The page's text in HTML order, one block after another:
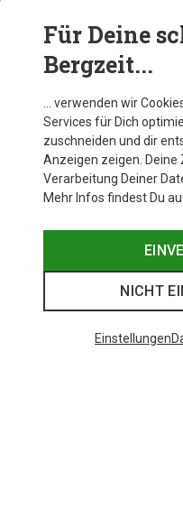
Du sparst 31%
Für Deine
Bergzeit...
… verwenden wir
Services für Dich
zuschneiden und dir
Anzeigen zeigen.
Verarbeitung Deiner
Mehr Infos findest Du
NICHT
Einstellungen